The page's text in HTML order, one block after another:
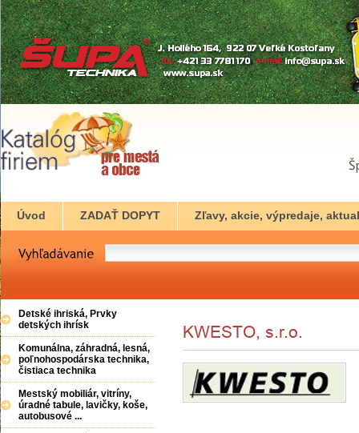
Úvod ZADAŤ DOPYT Zľavy, akcie, výpredaje,
Detské ihriská, Prvky
detských ihrísk
Komunálna, záhradná, lesná,
poľnohospodárska technika,
čistiaca technika
Mestský mobiliár, vitríny,
úradné tabule, lavičky, koše,
autobusové ...